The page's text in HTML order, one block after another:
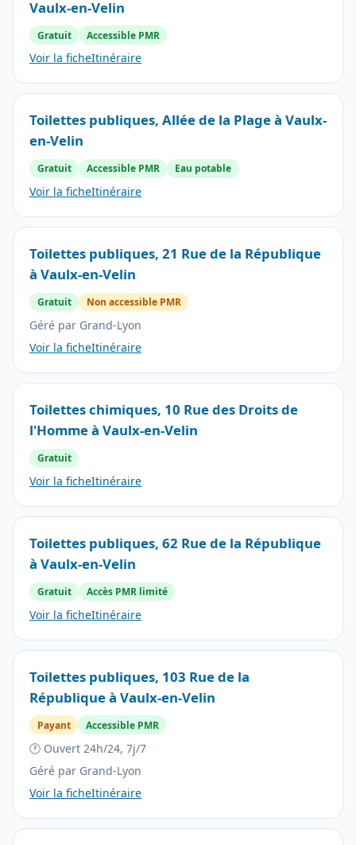
Vaulx-en-Velin
Gratuit Accessible PMR
Voir la ficheItinéraire
Toilettes publiques, Allée de la Plage à Vaulx-
en-Velin
Gratuit Accessible PMR Eau potable
Voir la ficheItinéraire
Toilettes publiques, 21 Rue de la République
à Vaulx-en-Velin
Gratuit Non accessible PMR
Géré par Grand-Lyon
Voir la ficheItinéraire
Toilettes chimiques, 10 Rue des Droits de
l'Homme à Vaulx-en-Velin
Gratuit
Voir la ficheItinéraire
Toilettes publiques, 62 Rue de la République
à Vaulx-en-Velin
Gratuit Accès PMR limité
Voir la ficheItinéraire
Toilettes publiques, 103 Rue de la
République à Vaulx-en-Velin
Payant Accessible PMR
🕐 Ouvert 24h/24, 7j/7
Géré par Grand-Lyon
Voir la ficheItinéraire